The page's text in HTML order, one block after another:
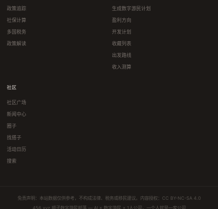
政策追踪
社保计算
多国税务
政策解读
生成数字游民计划
盈利方向
开发计划
收藏列表
出发路线
收入测算
社区
社区广场
新闻中心
圈子
找搭子
活动日历
搜索
免责声明：本站数据仅供参考，不构成法律、税务或移民建议。内容授权： CC BY-NC-SA 4.0
456.xyz 顺子数字游民部落 — AI × 数字游民 × 1人公司，一个人就是一家公司